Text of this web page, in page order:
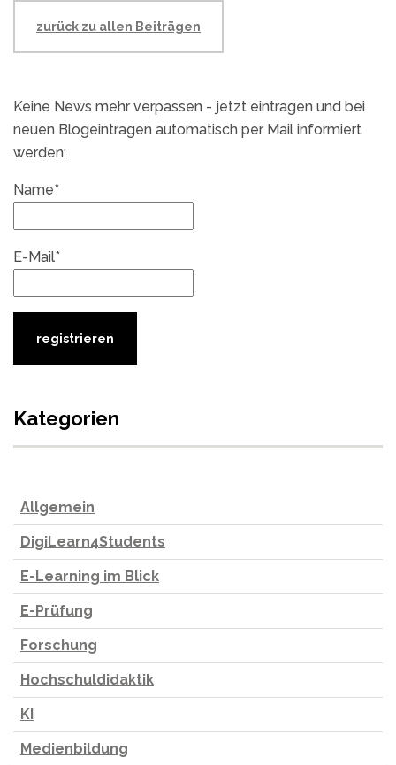
zurück zu allen Beiträgen
Keine News mehr verpassen - jetzt eintragen und bei
neuen Blogeintragen automatisch per Mail informiert
werden:
Name*
E-Mail*
Kategorien
Allgemein
DigiLearn4Students
E-Learning im Blick
E-Prüfung
Forschung
Hochschuldidaktik
KI
Medienbildung